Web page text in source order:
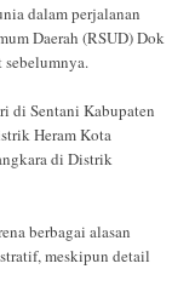
dalam perjalanan
Daerah (RSUD) Dok
sebelumnya.
di Sentani Kabupaten
Heram Kota
di Distrik
berbagai alasan
meskipun detail